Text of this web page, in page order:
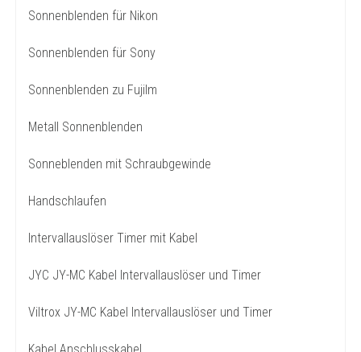
Sonnenblenden für Nikon
Sonnenblenden für Sony
Sonnenblenden zu Fujilm
Metall Sonnenblenden
Sonneblenden mit Schraubgewinde
Handschlaufen
Intervallauslöser Timer mit Kabel
JYC JY-MC Kabel Intervallauslöser und Timer
Viltrox JY-MC Kabel Intervallauslöser und Timer